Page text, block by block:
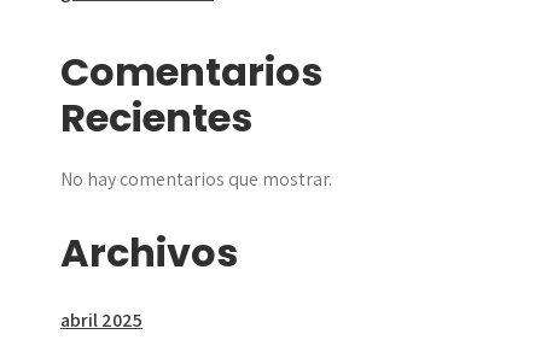
Comentarios
Recientes
No hay comentarios que mostrar.
Archivos
abril 2025